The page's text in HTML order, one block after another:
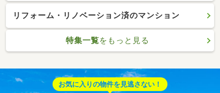
リフォーム・リノベーション済のマンション
特集一覧をもっと見る
お気に入りの物件を見逃さない！